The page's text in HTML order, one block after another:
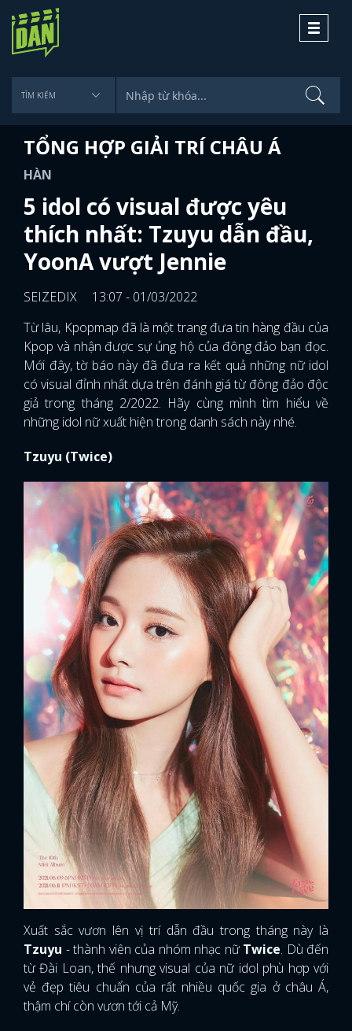
Toggle
TỔNG HỢP GIẢI TRÍ CHÂU Á
HÀN
5 idol có visual được yêu
thích nhất: Tzuyu dẫn đầu,
YoonA vượt Jennie
SEIZEDIX
13:07 - 01/03/2022
Từ lâu, Kpopmap đã là một trang đưa tin hàng đầu của
Kpop và nhận được sự ủng hộ của đông đảo bạn đọc.
Mới đây, tờ báo này đã đưa ra kết quả những nữ idol
có visual đỉnh nhất dựa trên đánh giá từ đông đảo độc
giả trong tháng 2/2022. Hãy cùng mình tìm hiểu về
những idol nữ xuất hiện trong danh sách này nhé.
Tzuyu (Twice)
Xuất sắc vươn lên vị trí dẫn đầu trong tháng này là
Tzuyu - thành viên của nhóm nhạc nữ Twice. Dù đến
từ Đài Loan, thế nhưng visual của nữ idol phù hợp với
vẻ đẹp tiêu chuẩn của rất nhiều quốc gia ở châu Á,
thậm chí còn vươn tới cả Mỹ.